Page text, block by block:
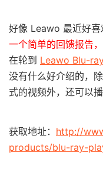
好像 Leawo 最近好喜
一个简单的回馈报告
在轮到 Leawo Blu-
没有什么好介绍的，
式的视频外，还可以
获取地址： http://
products/blu-ray-